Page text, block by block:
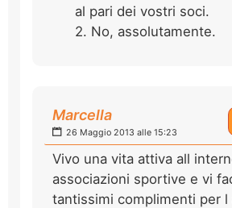
al pari dei vostri soci.
2. No, assolutamente.
Marcella
26 Maggio 2013 alle 15:23
Vivo una vita attiva all
associazioni sportive e vi
tantissimi complimenti per l